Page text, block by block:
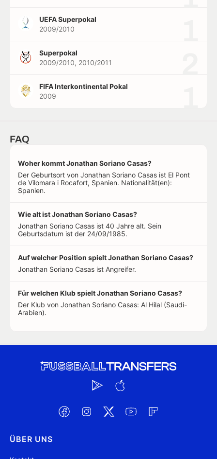
UEFA Superpokal
2009/2010
Superpokal
2009/2010, 2010/2011
FIFA Interkontinental Pokal
2009
FAQ
Woher kommt Jonathan Soriano Casas?
Der Geburtsort von Jonathan Soriano Casas ist El Pont
de Vilomara i Rocafort, Spanien. Nationalität(en):
Spanien.
Wie alt ist Jonathan Soriano Casas?
Jonathan Soriano Casas ist 40 Jahre alt. Sein
Geburtsdatum ist der 24/09/1985.
Auf welcher Position spielt Jonathan Soriano Casas?
Jonathan Soriano Casas ist Angreifer.
Für welchen Klub spielt Jonathan Soriano Casas?
Der Klub von Jonathan Soriano Casas: Al Hilal (Saudi-
Arabien).
ÜBER UNS